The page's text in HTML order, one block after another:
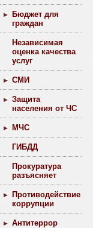
Бюджет для
граждан
Независимая
оценка качества
услуг
СМИ
Защита
населения от ЧС
МЧС
ГИБДД
Прокуратура
разъясняет
Противодействие
коррупции
Антитеррор